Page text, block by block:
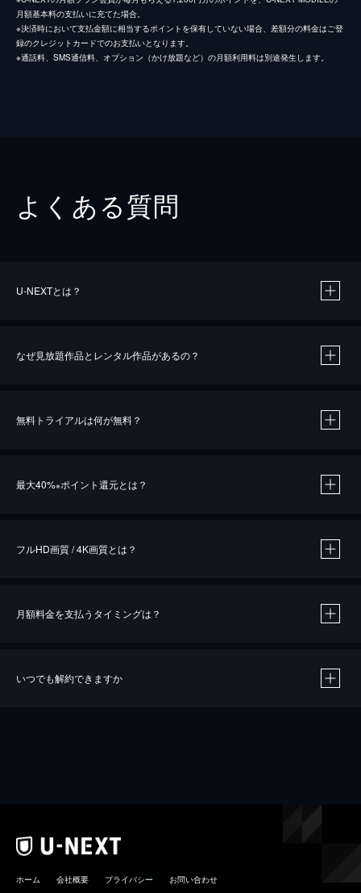
月額基本料の支払いに充てた場合。
※決済時において支払金額に相当するポイントを保有していない場合、差額分の料金はご登
録のクレジットカードでのお支払いとなります。
※通話料、SMS通信料、オプション（かけ放題など）の月額利用料は別途発生します。
よくある質問
U-NEXTとは？
なぜ見放題作品とレンタル作品があるの？
無料トライアルは何が無料？
最大40%※ポイント還元とは？
※40％ポイント還元の対象は、クレジットカード決済による作品の購入 / レンタルです。
iOSアプリのUコイン決済による作品の購入 / レンタルは、20％のポイント還元です。
フルHD画質 / 4K画質とは？
月額料金を支払うタイミングは？
いつでも解約できますか
ホーム 会社概要 プライバシー お問い合わせ